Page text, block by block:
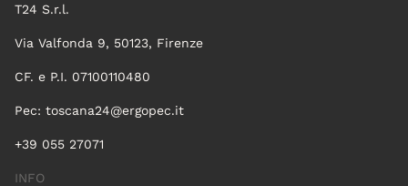
T24 S.r.l.
Via Valfonda 9, 50123, Firenze
CF. e P.I. 07100110480
Pec: toscana24@ergopec.it
+39 055 27071
INFO